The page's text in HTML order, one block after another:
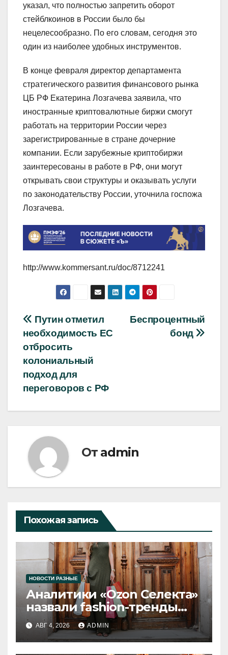
указал, что полностью запретить оборот
стейблкоинов в России было бы
нецелесообразно. По его словам, сегодня это
один из наиболее удобных инструментов.
В конце февраля директор департамента
стратегического развития финансового рынка
ЦБ РФ Екатерина Лозгачева заявила, что
иностранные криптовалютные биржи смогут
работать на территории России через
зарегистрированные в стране дочерние
компании. Если зарубежные криптобиржи
заинтересованы в работе в РФ, они могут
открывать свои структуры и оказывать услуги
по законодательству России, уточнила госпожа
Лозгачева.
http://www.kommersant.ru/doc/8712241
Навигация
по
записям
Беспроцентный
бонд
Путин отметил
необходимость ЕС
отбросить
колониальный
подход для
переговоров с РФ
От admin
Похожая запись
НОВОСТИ РАЗНЫЕ
Аналитики «Ozon Селекта»
назвали fashion-тренды
2026 года
АВГ 4, 2026 ADMIN